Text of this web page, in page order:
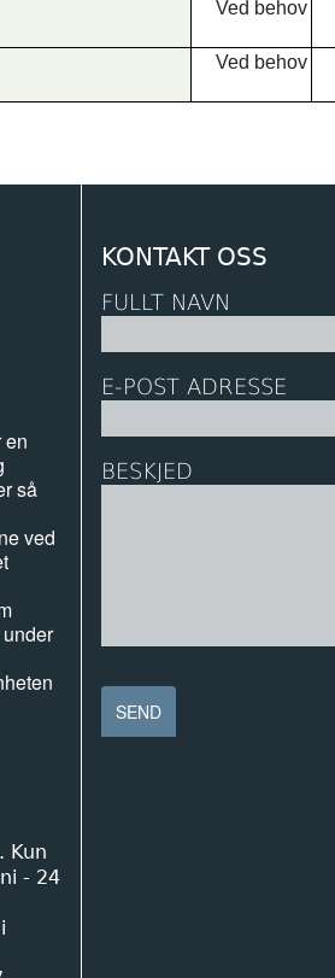
Ved behov
Ved behov
en
så
ved
Kun
- 24
KONTAKT OSS
FULLT NAVN
E-POST ADRESSE
BESKJED